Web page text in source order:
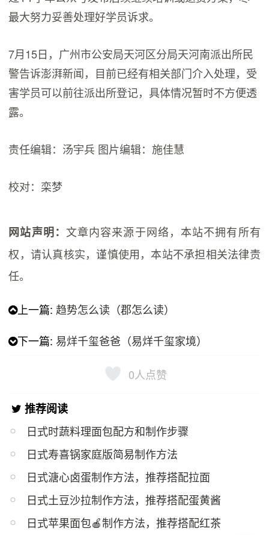
最大努力妥善处理好学员诉求。
7月15日，广州市公安局天河区分局天河南派出所民
警告诉澎湃新闻，目前已经有相关部门介入处理，受
害学员可以前往派出所登记，具体情况暂时不方便透
露。
责任编辑：汤宇兵 图片编辑：施佳慧
校对：栾梦
网站声明： 文章内容来源于网络，本站不拥有所有
权，请认真核实，谨慎使用，本站不承担相关法律责
任。
上一篇: 趋势怎么读（郡怎么读）
下一篇: 易烊千玺爸爸（易烊千玺家境）
0人点赞
推荐阅读
日式时蔬料理面包配方和制作步骤
日式寿喜锅家庭版简易制作方法
日式溏心卤蛋制作方法，推荐搭配拉面
日式土豆沙拉制作方法，推荐搭配蛋黄酱
日式苹果面包🍎制作方法，推荐搭配红茶